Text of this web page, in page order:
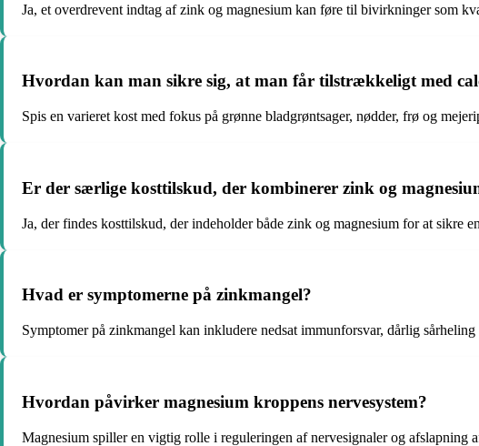
Ja, et overdrevent indtag af zink og magnesium kan føre til bivirkninger som
Hvordan kan man sikre sig, at man får tilstrækkeligt med
Spis en varieret kost med fokus på grønne bladgrøntsager, nødder, frø og
Er der særlige kosttilskud, der kombinerer zink og
Ja, der findes kosttilskud, der indeholder både zink og magnesium for at sikre
Hvad er symptomerne på zinkmangel?
Symptomer på zinkmangel kan inkludere nedsat immunforsvar, dårlig sårheling
Hvordan påvirker magnesium kroppens nervesystem?
Magnesium spiller en vigtig rolle i reguleringen af nervesignaler og afslapning